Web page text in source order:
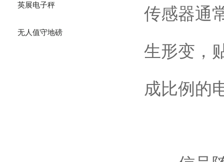
英展电子秤
无人值守地磅
传感器通
生形变，
成比例的